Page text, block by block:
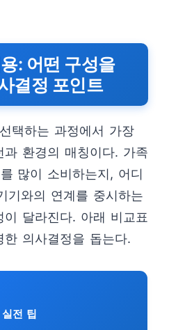
: 어떤 구성을
결정 포인트
택하는 과정에서 가장
환경의 매칭이다. 가족
많이 소비하는지, 어디
기와의 연계를 중시하는
달라진다. 아래 비교표
의사결정을 돕는다.
실전 팁